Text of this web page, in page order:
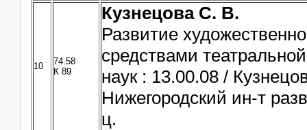
10
74.58
К 89
Кузнецова С. В.
Развитие
средствами
наук : 13.00.08 /
Нижегородский ин-т
ц.